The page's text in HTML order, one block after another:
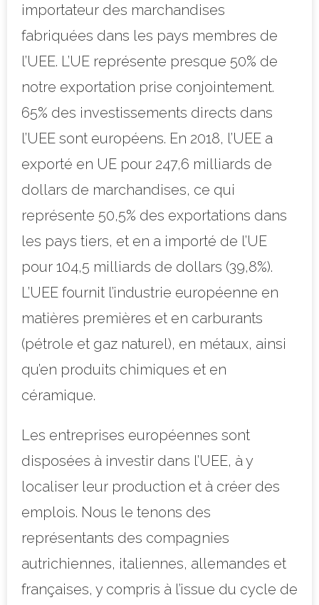
importateur des marchandises
fabriquées dans les pays membres de
l’UEE. L’UE représente presque 50% de
notre exportation prise conjointement.
65% des investissements directs dans
l’UEE sont européens. En 2018, l’UEE a
exporté en UE pour 247,6 milliards de
dollars de marchandises, ce qui
représente 50,5% des exportations dans
les pays tiers, et en a importé de l’UE
pour 104,5 milliards de dollars (39,8%).
L’UEE fournit l’industrie européenne en
matières premières et en carburants
(pétrole et gaz naturel), en métaux, ainsi
qu’en produits chimiques et en
céramique.
Les entreprises européennes sont
disposées à investir dans l’UEE, à y
localiser leur production et à créer des
emplois. Nous le tenons des
représentants des compagnies
autrichiennes, italiennes, allemandes et
françaises, y compris à l’issue du cycle de